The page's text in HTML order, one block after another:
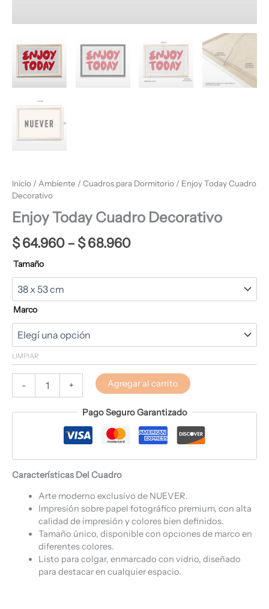
Inicio / Ambiente / Cuadros para Dormitorio / Enjoy Today Cuadro
Decorativo
Enjoy Today Cuadro Decorativo
$64.960– $68.960
Tamaño
Marco
LIMPIAR
- + Agregar al carrito
Pago Seguro Garantizado
Características Del Cuadro
Arte moderno exclusivo de NUEVER.
Impresión sobre papel fotográfico premium, con alta
calidad de impresión y colores bien definidos.
Tamaño único, disponible con opciones de marco en
diferentes colores.
Listo para colgar, enmarcado con vidrio, diseñado
para destacar en cualquier espacio.